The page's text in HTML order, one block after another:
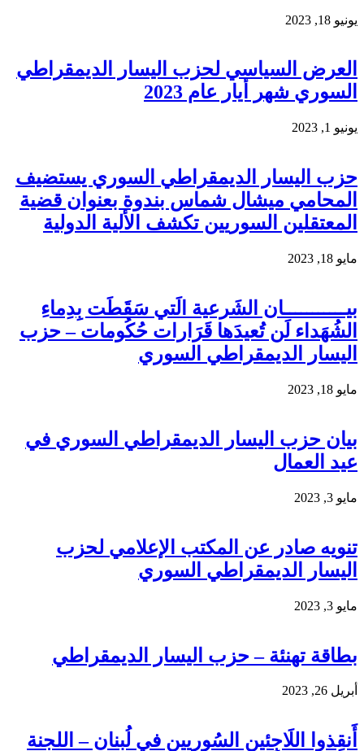
يونيو 18, 2023
العرض السياسي لحزب اليسار الديمقراطي
السوري شهر أيار عام 2023
يونيو 1, 2023
حزب اليسار الديمقراطي السوري يستضيف
المحامي ميشال شماس بندوة بعنوان قضية
المعتقلين السوريين تكشف الألية الدولية
مايو 18, 2023
بيـــــــــــان الشَرعية الَتي سَقَطَت بِدِماءِ
الشُهَداء لَن تُعيدَها قَرَارات حُكُومات – حزب
اليسار الديمقراطي السوري
مايو 18, 2023
بيان حزب اليسار الديمقراطي السوري في
عيد العمال
مايو 3, 2023
تنويه صادر عن المكتب الإعلامي لحزب
اليسار الديمقراطي السوري
مايو 3, 2023
بطاقة تهنئة – حزب اليسار الديمقراطي
أبريل 26, 2023
أَنقِذوا اللَاجِئين السُوريين في لُبنان – اللجنة